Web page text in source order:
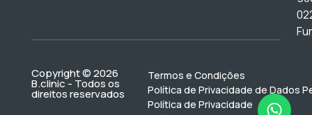
Copyright © 2026
B.clinic - Todos os
direitos reservados
Termos e Condições
Política de Privacidade de Dados
Política de Privacidade